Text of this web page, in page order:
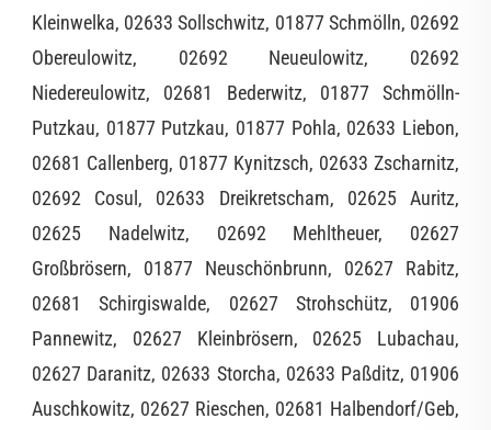
Kleinwelka, 02633 Sollschwitz, 01877 Schmölln, 02692
Obereulowitz, 02692 Neueulowitz, 02692
Niedereulowitz, 02681 Bederwitz, 01877 Schmölln-
Putzkau, 01877 Putzkau, 01877 Pohla, 02633 Liebon,
02681 Callenberg, 01877 Kynitzsch, 02633 Zscharnitz,
02692 Cosul, 02633 Dreikretscham, 02625 Auritz,
02625 Nadelwitz, 02692 Mehltheuer, 02627
Großbrösern, 01877 Neuschönbrunn, 02627 Rabitz,
02681 Schirgiswalde, 02627 Strohschütz, 01906
Pannewitz, 02627 Kleinbrösern, 02625 Lubachau,
02627 Daranitz, 02633 Storcha, 02633 Paßditz, 01906
Auschkowitz, 02627 Rieschen, 02681 Halbendorf/Geb,